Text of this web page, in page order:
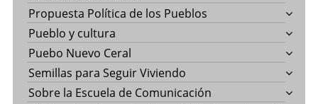
Propuesta Política de los Pueblos
Pueblo y cultura
Puebo Nuevo Ceral
Semillas para Seguir Viviendo
Sobre la Escuela de Comunicación